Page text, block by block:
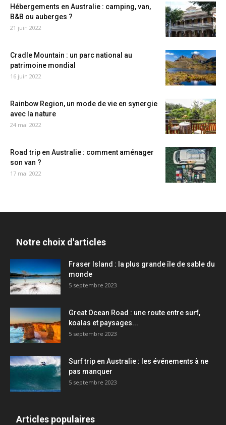
Hébergements en Australie : camping, van,
B&B ou auberges ?
21 juin 2022
Cradle Mountain : un parc national au
patrimoine mondial
16 juin 2022
Rainbow Region, un mode de vie en synergie
avec la nature
24 mai 2022
Road trip en Australie : comment aménager
son van ?
17 mai 2022
Notre choix d'articles
Fraser Island : la plus grande île de sable du
monde
5 septembre 2023
Great Ocean Road : une route entre surf,
koalas et paysages...
5 septembre 2023
Surf trip en Australie : les événements à ne
pas manquer
5 septembre 2023
Articles populaires